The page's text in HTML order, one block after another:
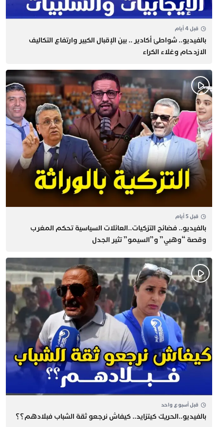
قبل 4 أيام
بالفيديو.. شواطئ أكادير .. بين الإقبال الكبير وارتفاع التكاليف
الازدحام وغلاء الكراء
قبل 5 أيام
بالفيديو.. فضائح التزكيات..العائلات السياسية تحكم المغرب
وقصة “وهبي” و”السيمو” تثير الجدل
قبل أسبوع واحد
بالفيديو..الحريك كيتزايد.. كيفاش نرجعو ثقة الشباب فبلادهم؟؟